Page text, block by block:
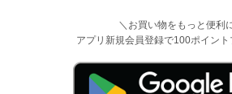
＼お買い物をもっと便利
アプリ新規会員登録で100ポイント